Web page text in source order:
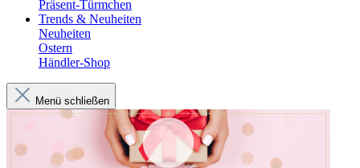
Präsent-Türmchen
Trends & Neuheiten
Neuheiten
Ostern
Händler-Shop
Menü schließen